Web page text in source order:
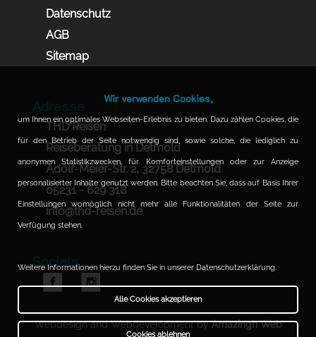
Datenschutz
AGB
Sitemap
THD Reisen
Reiseberatung in Detmold
Adolf-Meier-Str. 2, 32758 Detmold
05231 - 629 318
info@thd-reisen.de
Socials
Webdesign and Webdevelopment byAmazingh Web
Wir verwenden Cookies,
um Ihnen ein optimales Webseiten-Erlebnis zu bieten. Dazu zählen Cookies, die
für den Betrieb der Seite notwendig sind, sowie solche, die lediglich zu
anonymen Statistikzwecken, für Komforteinstellungen oder zur Anzeige
personalisierter Inhalte genutzt werden. Bitte beachten Sie, dass auf Basis Ihrer
Einstellungen womöglich nicht mehr alle Funktionalitäten der Seite zur
Verfügung stehen.
Weitere Informationen hierzu finden Sie in unserer Datenschutzerklärung.
Alle Cookies akzeptieren
Cookies ablehnen